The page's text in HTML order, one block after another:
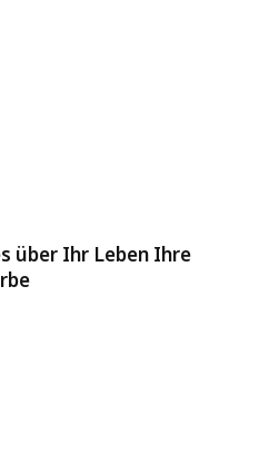
über Ihr Leben Ihre